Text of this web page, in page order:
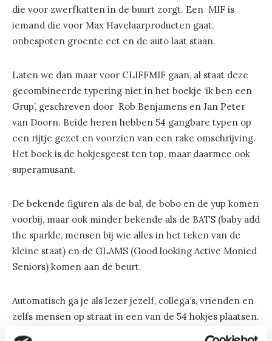
die voor zwerfkatten in de buurt zorgt. Een MIF is
iemand die voor Max Havelaarproducten gaat,
onbespoten groente eet en de auto laat staan.
Laten we dan maar voor CLIFFMIF gaan, al staat deze
gecombineerde typering niet in het boekje ‘ik ben een
Grup’, geschreven door Rob Benjamens en Jan Peter
van Doorn. Beide heren hebben 54 gangbare typen op
een rijtje gezet en voorzien van een rake omschrijving.
Het boek is de hokjesgeest ten top, maar daarmee ook
superamusant.
De bekende figuren als de bal, de bobo en de yup komen
voorbij, maar ook minder bekende als de BATS (baby add
the sparkle, mensen bij wie alles in het teken van de
kleine staat) en de GLAMS (Good looking Active Monied
Seniors) komen aan de beurt.
Automatisch ga je als lezer jezelf, collega’s, vrienden en
zelfs mensen op straat in een van de 54 hokjes plaatsen.
Het is daarmee een echt ‘doe-boekje’. Al te serieus moet